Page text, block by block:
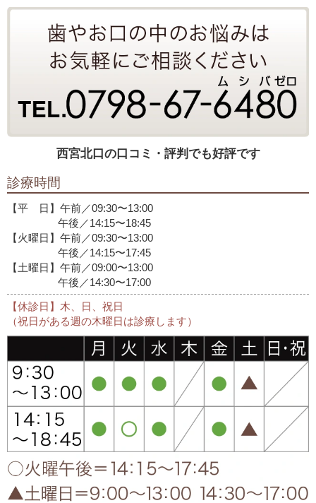
西宮北口の口コミ・評判でも好評です
診療時間
【平 日】午前／09:30〜13:00
午後／14:15〜18:45
【火曜日】午前／09:30〜13:00
午後／14:15〜17:45
【土曜日】午前／09:00〜13:00
午後／14:30〜17:00
【休診日】木、日、祝日
（祝日がある週の木曜日は診療します）